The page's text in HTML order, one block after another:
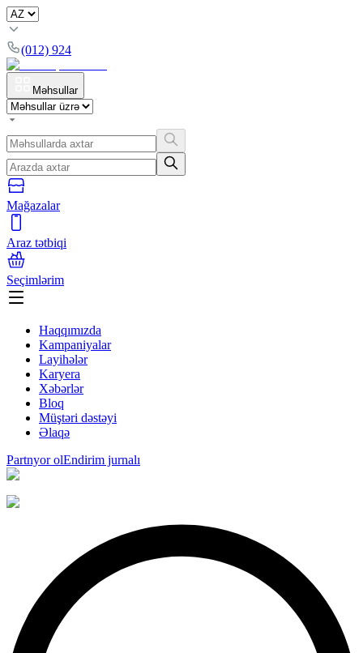
(012) 924
Məhsullar
Mağazalar
Araz tətbiqi
Seçimlərim
Haqqımızda
Kampaniyalar
Layihələr
Karyera
Xəbərlər
Bloq
Müştəri dəstəyi
Əlaqə
Partnyor olEndirim jurnalı